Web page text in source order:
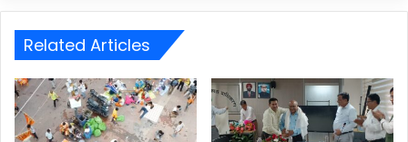
Related Articles